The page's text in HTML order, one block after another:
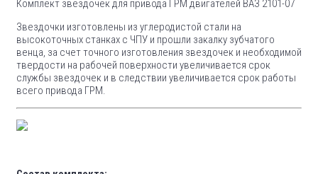
Комплект звездочек для привода ГРМ двигателей ВАЗ 2101-07
Звездочки изготовлены из углеродистой стали на
высокоточных станках с ЧПУ и прошли закалку зубчатого
венца, за счет точного изготовления звездочек и необходимой
твердости на рабочей поверхности увеличивается срок
службы звездочек и в следствии увеличивается срок работы
всего привода ГРМ.